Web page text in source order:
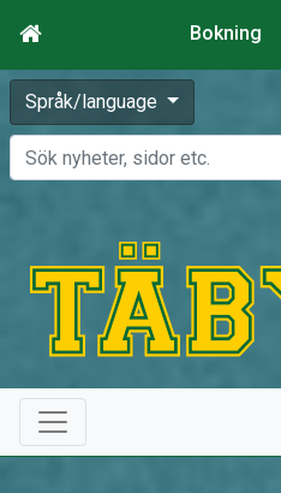
Bokning
Språk/language